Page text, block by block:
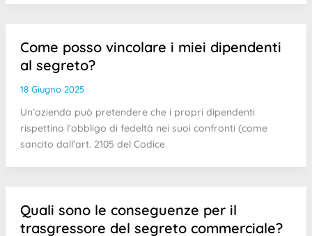
Come posso vincolare i miei dipendenti
al segreto?
18 Giugno 2025
Un’azienda può pretendere che i propri dipendenti
rispettino l’obbligo di fedeltà nei suoi confronti (come
sancito dall’art. 2105 del Codice
Quali sono le conseguenze per il
trasgressore del segreto commerciale?